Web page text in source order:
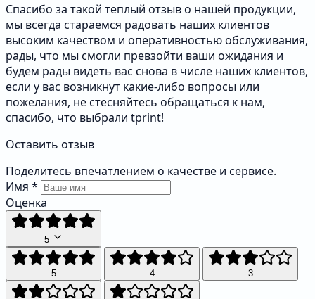
Спасибо за такой теплый отзыв о нашей продукции,
мы всегда стараемся радовать наших клиентов
высоким качеством и оперативностью обслуживания,
рады, что мы смогли превзойти ваши ожидания и
будем рады видеть вас снова в числе наших клиентов,
если у вас возникнут какие-либо вопросы или
пожелания, не стесняйтесь обращаться к нам,
спасибо, что выбрали tprint!
Оставить отзыв
Поделитесь впечатлением о качестве и сервисе.
Имя *
Оценка
5
5 4 3